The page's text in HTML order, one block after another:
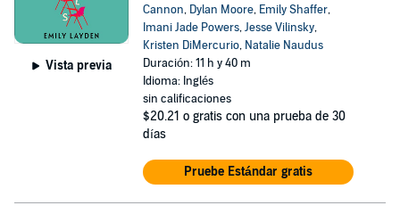
Vista previa
Cannon, Dylan Moore, Emily Shaffer,
Imani Jade Powers,Jesse Vilinsky,
Kristen DiMercurio, Natalie Naudus
Duración: 11 h y 40 m
Idioma: Inglés
sin calificaciones
$20.21 o gratis con una prueba de 30
días
Pruebe Estándar gratis